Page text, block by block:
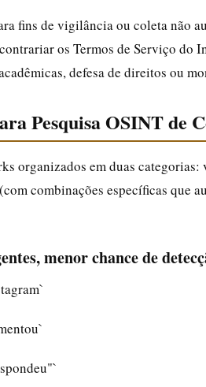
fins de vigilância ou coleta não
os Termos de Serviço do
defesa de direitos ou
Pesquisa OSINT de
organizados em duas categorias:
combinações específicas que
menor chance de